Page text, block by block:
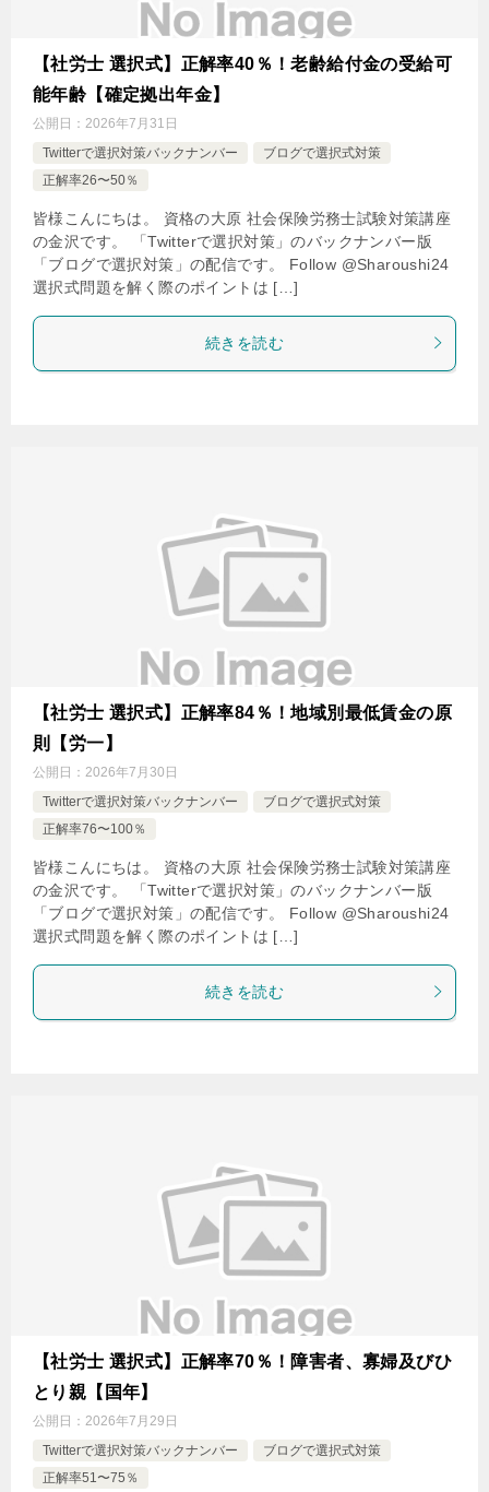
【社労士 選択式】正解率40％！老齢給付金の受給可
能年齢【確定拠出年金】
公開日： 2026年7月31日
Twitterで選択対策バックナンバー
ブログで選択式対策
正解率26〜50％
皆様こんにちは。 資格の大原 社会保険労務士試験対策講座
の金沢です。 「Twitterで選択対策」のバックナンバー版
「ブログで選択対策」の配信です。 Follow @Sharoushi24
選択式問題を解く際のポイントは […]
続きを読む
【社労士 選択式】正解率84％！地域別最低賃金の原
則【労一】
公開日： 2026年7月30日
Twitterで選択対策バックナンバー
ブログで選択式対策
正解率76〜100％
皆様こんにちは。 資格の大原 社会保険労務士試験対策講座
の金沢です。 「Twitterで選択対策」のバックナンバー版
「ブログで選択対策」の配信です。 Follow @Sharoushi24
選択式問題を解く際のポイントは […]
続きを読む
【社労士 選択式】正解率70％！障害者、寡婦及びひ
とり親【国年】
公開日： 2026年7月29日
Twitterで選択対策バックナンバー
ブログで選択式対策
正解率51〜75％